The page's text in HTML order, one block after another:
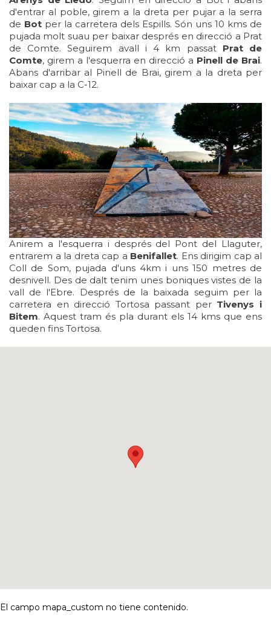
d'entrar al poble, girem a la dreta per pujar a la serra
de Bot per la carretera dels Espills. Són uns 10 kms de
pujada molt suau per baixar després en direcció a Prat
de Comte. Seguirem avall i 4 km passat Prat de
Comte, girem a l'esquerra en direcció a Pinell de Brai.
Abans d'arribar al Pinell de Brai, girem a la dreta per
baixar cap a la C-12.
Anirem a l'esquerra i després del Pont del Llaguter,
entrarem a la dreta cap a Benifallet. Ens dirigim cap al
Coll de Som, pujada d'uns 4km i uns 150 metres de
desnivell. Des de dalt tenim unes boniques vistes de la
vall de l'Ebre. Després de la baixada seguim per la
carretera en direcció Tortosa passant per Tivenys i
Bitem. Aquest tram és pla durant els 14 kms que ens
queden fins Tortosa.
El campo mapa_custom no tiene contenido.